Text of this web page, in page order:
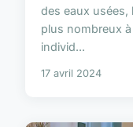
des eaux usées,
plus nombreux
individ...
17 avril 2024